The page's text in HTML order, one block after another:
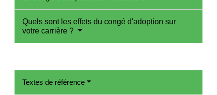
Quels sont les effets du congé d'adoption sur
votre carrière ?
Textes de référence